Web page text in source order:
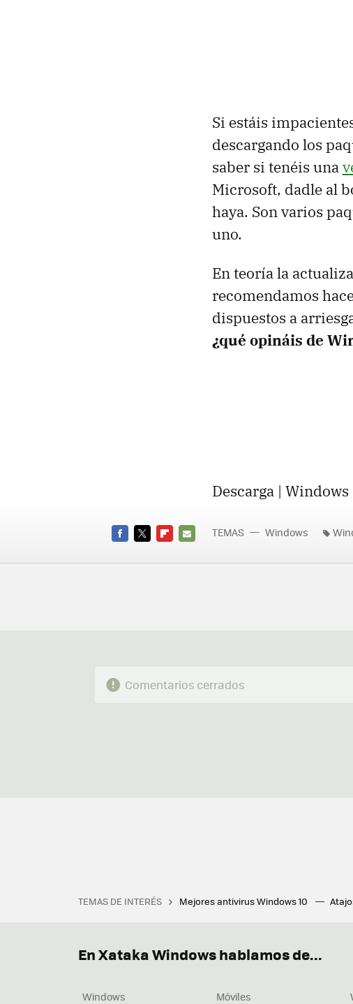
Si estáis
descargando los
saber si tenéis una
Microsoft, dadle al
haya. Son varios
uno.
En teoría la
recomendamos
dispuestos a
¿qué opináis de
Descarga |
MAIL
TEMAS Windows
Comentarios cerrados
TEMAS DE INTERÉS Mejores antivirus Windows 10
En Xataka Windows hablamos de...
Windows Móviles